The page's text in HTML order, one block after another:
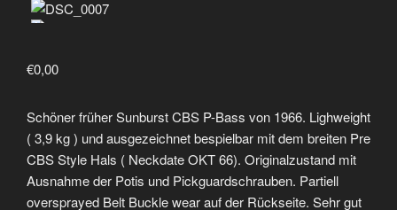
€0,00
Schöner früher Sunburst CBS P-Bass von 1966. Lighweight
( 3,9 kg ) und ausgezeichnet bespielbar mit dem breiten Pre
CBS Style Hals ( Neckdate OKT 66). Originalzustand mit
Ausnahme der Potis und Pickguardschrauben. Partiell
oversprayed Belt Buckle wear auf der Rückseite. Sehr gut